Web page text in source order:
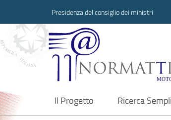
Presidenza del consiglio dei ministri
Normattiva
Il Progetto
current Ricerca